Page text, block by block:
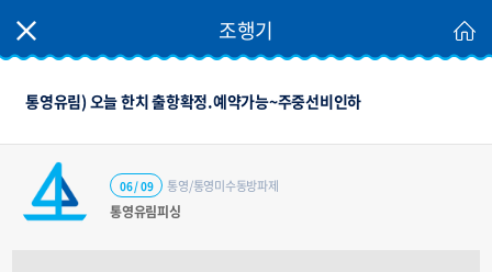
조행기
통영유림) 오늘 한치 출항확정.예약가능~주중선비인하
통영유림피싱
통영/통영미수동방파제
06 / 09